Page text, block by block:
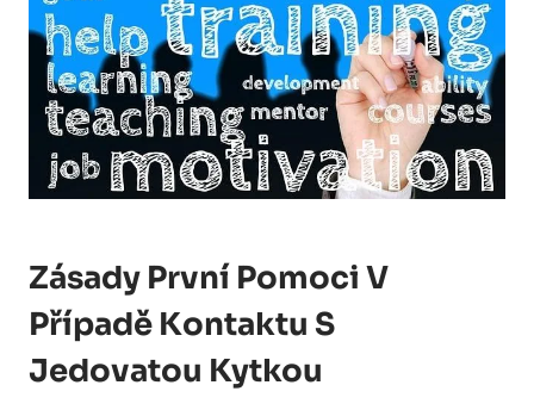
Zásady První Pomoci V
Případě Kontaktu S
Jedovatou Kytkou